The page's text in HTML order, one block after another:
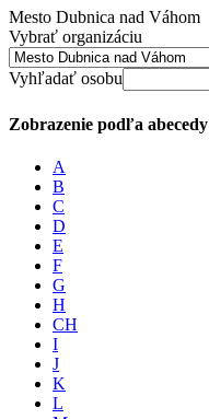
Mesto Dubnica nad Váhom
Vybrať organizáciu
Vyhľadať osobu
Zobrazenie podľa abecedy
A
B
C
D
E
F
G
H
CH
I
J
K
L